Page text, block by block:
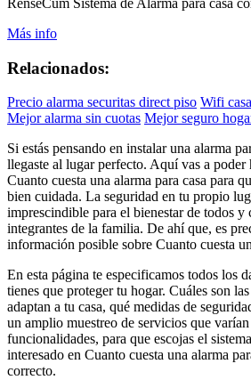
Más info
Relacionados:
Precio alarma securitas direct piso Wifi casa
Mejor alarma sin cuotas Mejor seguro
Si estás pensando en instalar una alarma
llegaste al lugar perfecto. Aquí vas a
Cuanto cuesta una alarma para casa para
bien cuidada. La seguridad en tu propio
imprescindible para el bienestar de todos y
integrantes de la familia. De ahí que, es
información posible sobre Cuanto cuesta
En esta página te especificamos todos los
tienes que proteger tu hogar. Cuáles son
adaptan a tu casa, qué medidas de
un amplio muestreo de servicios que
funcionalidades, para que escojas el
interesado en Cuanto cuesta una alarma
correcto.